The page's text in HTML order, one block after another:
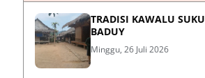
TRADISI KAWALU SUKU
BADUY
Minggu, 26 Juli 2026